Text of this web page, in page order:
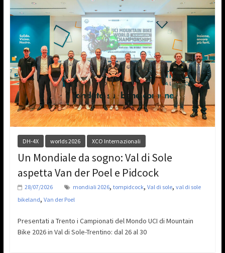
DH-4X worlds 2026 XCO Internazionali
Un Mondiale da sogno: Val di Sole
aspetta Van der Poel e Pidcock
28/07/2026 mondiali 2026, tompidcock, Val di sole, val di sole
bikeland, Van der Poel
Presentati a Trento i Campionati del Mondo UCI di Mountain
Bike 2026 in Val di Sole-Trentino: dal 26 al 30